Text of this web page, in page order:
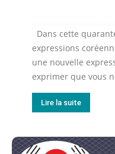
Dans cette
expressions
une nouvelle
exprimer que vous
Lire la suite